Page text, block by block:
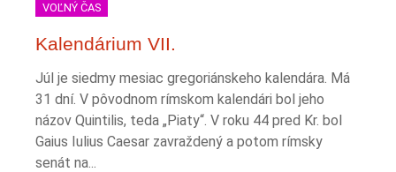
VOĽNÝ ČAS
Kalendárium VII.
Júl je siedmy mesiac gregoriánskeho kalendára. Má
31 dní. V pôvodnom rímskom kalendári bol jeho
názov Quintilis, teda „Piaty“. V roku 44 pred Kr. bol
Gaius Iulius Caesar zavraždený a potom rímsky
senát na...